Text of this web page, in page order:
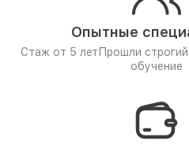
Опытные
Стаж от 5 лет Прошли
обучение